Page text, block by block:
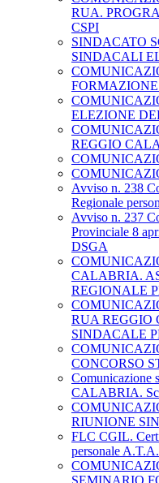
RUA.
CSPI
SINDACATO
SINDACALI
ELEZIONE
REGGIO
Avviso n. 238
Regionale
Avviso n. 237
Provinciale 8
DSGA
CALABRIA.
REGIONALE
RUA REGGIO
SINDACALE
CONCORSO
Comunicazione
CALABRIA.
RIUNIONE
FLC CGIL.
personale A.T.A.